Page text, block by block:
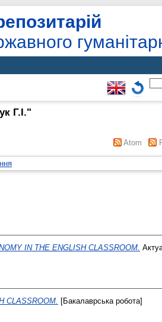
Г.І."
Atom
IN THE ENGLISH CLASSROOM.
CLASSROOM. [Бакалаврська робота]